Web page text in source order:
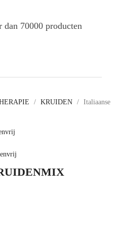
dan 70000 producten
KRUIDEN
Italiaanse